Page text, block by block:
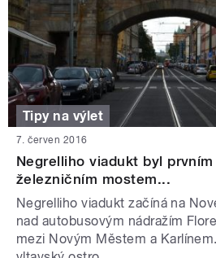
Tipy na výlet
7. červen 2016
Negrelliho viadukt byl
železničním mostem...
Negrelliho viadukt začíná na
nad autobusovým nádražím
mezi Novým Městem a